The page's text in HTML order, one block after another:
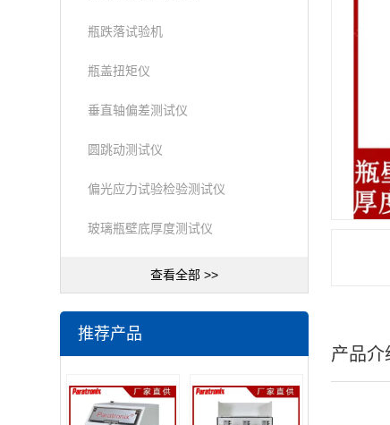
瓶跌落试验机
瓶盖扭矩仪
垂直轴偏差测试仪
圆跳动测试仪
偏光应力试验检验测试仪
玻璃瓶壁底厚度测试仪
查看全部 >>
推荐产品
产品介